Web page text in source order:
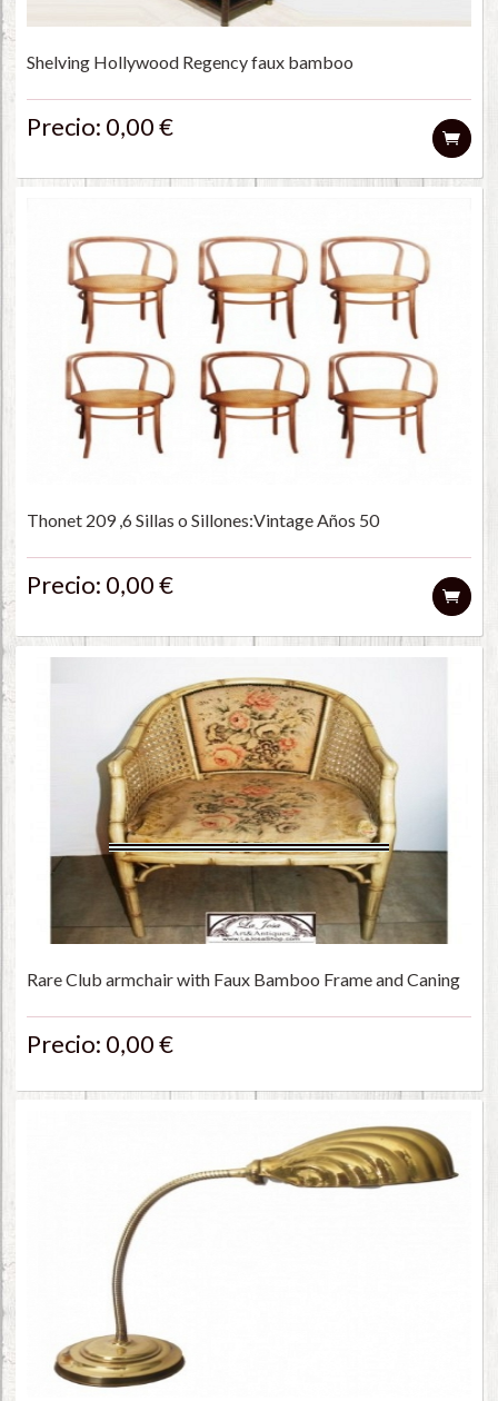
Shelving Hollywood Regency faux bamboo
Precio: 0,00 €
Thonet 209 ,6 Sillas o Sillones:Vintage Años 50
Precio: 0,00 €
Rare Club armchair with Faux Bamboo Frame and Caning
Precio: 0,00 €